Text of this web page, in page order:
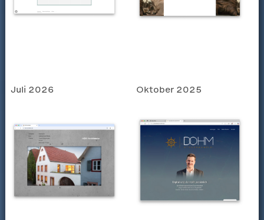
Juli 2026 Oktober 2025